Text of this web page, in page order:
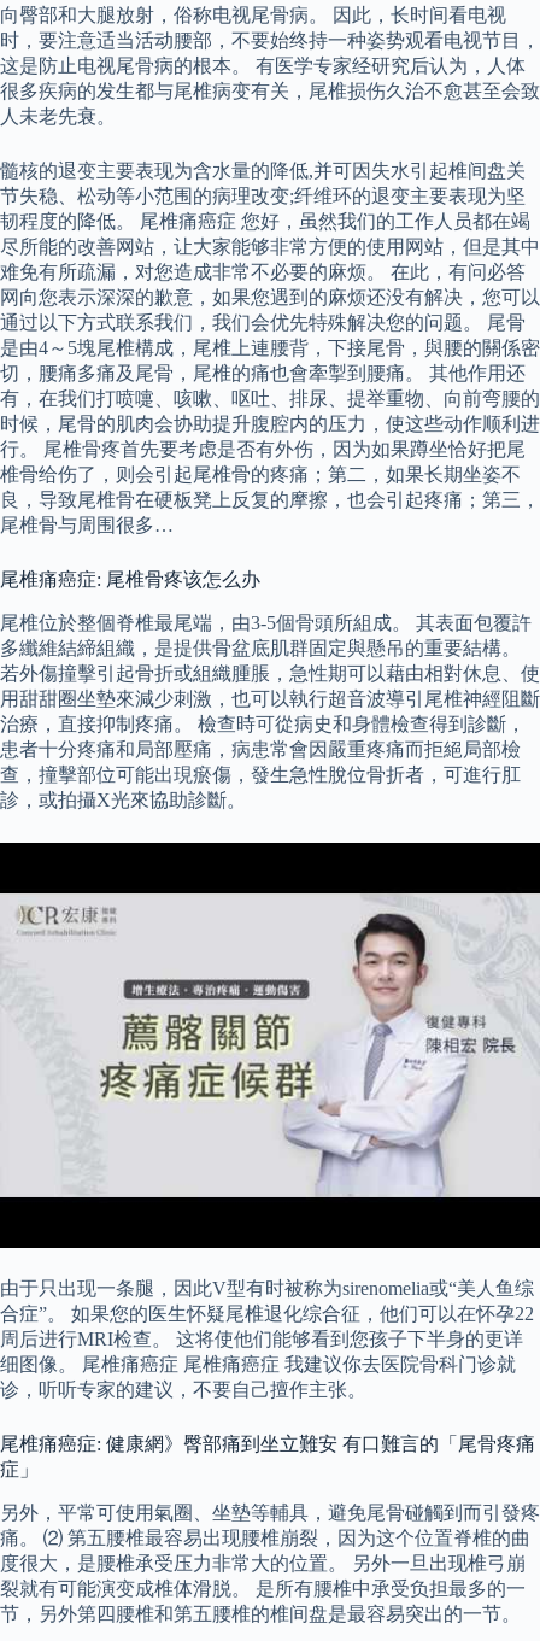
向臀部和大腿放射，俗称电视尾骨病。 因此，长时间看电视
时，要注意适当活动腰部，不要始终持一种姿势观看电视节目，
这是防止电视尾骨病的根本。 有医学专家经研究后认为，人体
很多疾病的发生都与尾椎病变有关，尾椎损伤久治不愈甚至会致
人未老先衰。
髓核的退变主要表现为含水量的降低,并可因失水引起椎间盘关
节失稳、松动等小范围的病理改变;纤维环的退变主要表现为坚
韧程度的降低。 尾椎痛癌症 您好，虽然我们的工作人员都在竭
尽所能的改善网站，让大家能够非常方便的使用网站，但是其中
难免有所疏漏，对您造成非常不必要的麻烦。 在此，有问必答
网向您表示深深的歉意，如果您遇到的麻烦还没有解决，您可以
通过以下方式联系我们，我们会优先特殊解决您的问题。 尾骨
是由4～5塊尾椎構成，尾椎上連腰背，下接尾骨，與腰的關係密
切，腰痛多痛及尾骨，尾椎的痛也會牽掣到腰痛。 其他作用还
有，在我们打喷嚏、咳嗽、呕吐、排尿、提举重物、向前弯腰的
时候，尾骨的肌肉会协助提升腹腔内的压力，使这些动作顺利进
行。 尾椎骨疼首先要考虑是否有外伤，因为如果蹲坐恰好把尾
椎骨给伤了，则会引起尾椎骨的疼痛；第二，如果长期坐姿不
良，导致尾椎骨在硬板凳上反复的摩擦，也会引起疼痛；第三，
尾椎骨与周围很多…
尾椎痛癌症: 尾椎骨疼该怎么办
尾椎位於整個脊椎最尾端，由3-5個骨頭所組成。 其表面包覆許
多纖維結締組織，是提供骨盆底肌群固定與懸吊的重要結構。
若外傷撞擊引起骨折或組織腫脹，急性期可以藉由相對休息、使
用甜甜圈坐墊來減少刺激，也可以執行超音波導引尾椎神經阻斷
治療，直接抑制疼痛。 檢查時可從病史和身體檢查得到診斷，
患者十分疼痛和局部壓痛，病患常會因嚴重疼痛而拒絕局部檢
查，撞擊部位可能出現瘀傷，發生急性脫位骨折者，可進行肛
診，或拍攝X光來協助診斷。
由于只出现一条腿，因此V型有时被称为sirenomelia或“美人鱼综
合症”。 如果您的医生怀疑尾椎退化综合征，他们可以在怀孕22
周后进行MRI检查。 这将使他们能够看到您孩子下半身的更详
细图像。 尾椎痛癌症 尾椎痛癌症 我建议你去医院骨科门诊就
诊，听听专家的建议，不要自己擅作主张。
尾椎痛癌症: 健康網》臀部痛到坐立難安 有口難言的「尾骨疼痛
症」
另外，平常可使用氣圈、坐墊等輔具，避免尾骨碰觸到而引發疼
痛。 ⑵ 第五腰椎最容易出现腰椎崩裂，因为这个位置脊椎的曲
度很大，是腰椎承受压力非常大的位置。 另外一旦出现椎弓崩
裂就有可能演变成椎体滑脱。 是所有腰椎中承受负担最多的一
节，另外第四腰椎和第五腰椎的椎间盘是最容易突出的一节。